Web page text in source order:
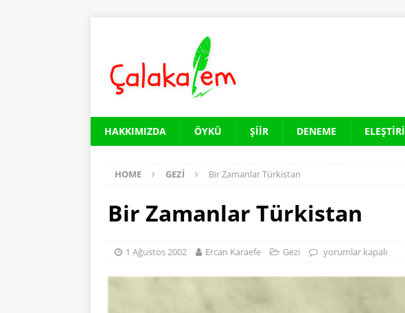
HAKKIMIZDA ÖYKÜ ŞIIR DENEME ELEŞTIRI
HOME GEZI Bir Zamanlar Türkistan
Bir Zamanlar Türkistan
1 Ağustos 2002 Ercan Karaefe Gezi yorumlar kapalı